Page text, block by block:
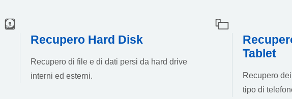
Recupero Hard Disk
Recupero di file e di dati persi da hard drive
interni ed esterni.
Tablet
Recupero
tipo di